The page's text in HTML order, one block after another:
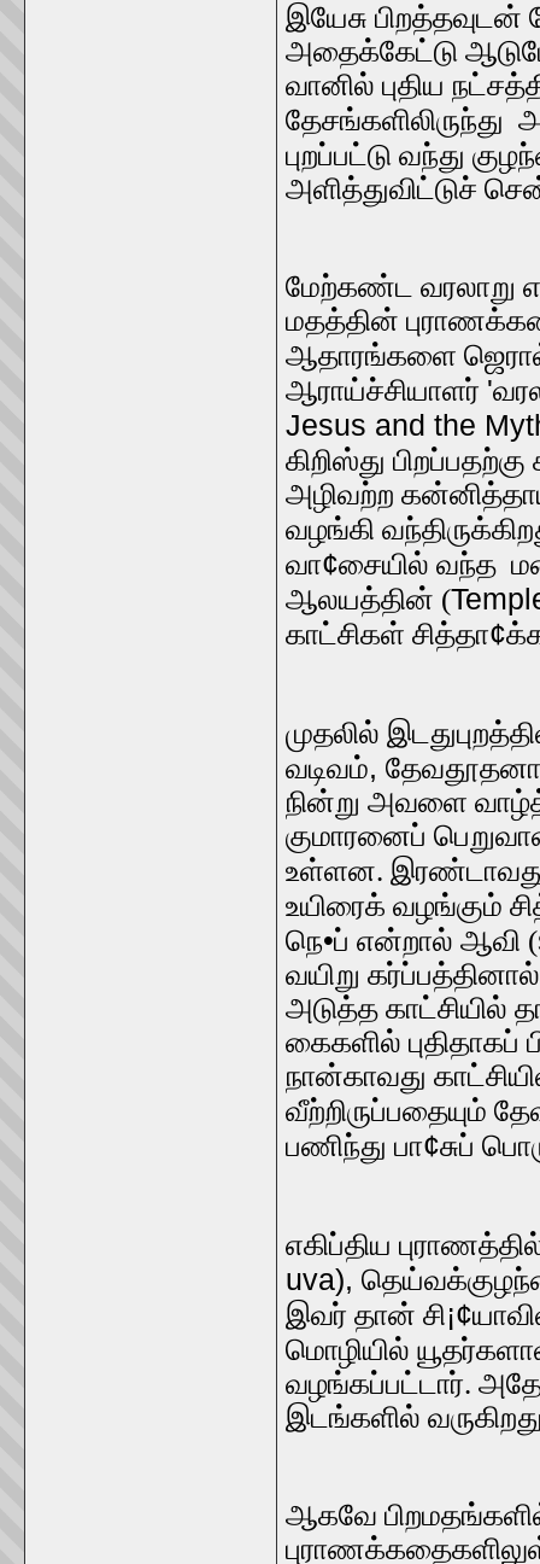
இயேசு பிறத்தவுடன்
அதைக்கேட்டு
வானில் புதிய
தேசங்களிலிருந்து
புறப்பட்டு வந்து
அளித்துவிட்டுச்
மேற்கண்ட வரலாறு
மதத்தின்
ஆதாரங்களை
ஆராய்ச்சியாளர் '
Jesus and the
கிறிஸ்து பிறப்பதற்கு
அழிவற்ற
வழங்கி
வா¢சையில் வந்த
ஆலயத்தின் (
காட்சிகள் சித்தா¢
முதலில்
வடிவம்,
நின்று அவளை
குமாரனைப்
உள்ளன. இரண்டாவது
உயிரைக் வழங்கும்
நெ•ப் என்றால் ஆவி (
வயிறு
அடுத்த காட்சியில்
கைகளில்
நான்காவது
வீற்றிருப்பதையும்
பணிந்து பா¢சுப்
எகிப்திய
uva),
இவர் தான் சி¡¢
மொழியில்
வழங்கப்பட்டார்.
இடங்களில்
ஆகவே